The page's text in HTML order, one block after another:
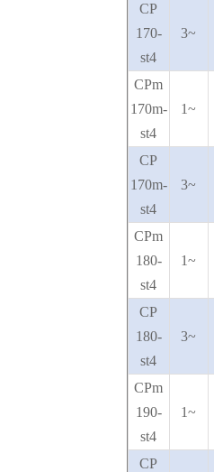
CP
170-
st4
3~
CPm
170m-
st4
1~
CP
170m-
st4
3~
CPm
180-
st4
1~
CP
180-
st4
3~
CPm
190-
st4
1~
CP